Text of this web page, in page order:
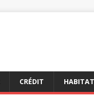
CRÉDIT HABITAT